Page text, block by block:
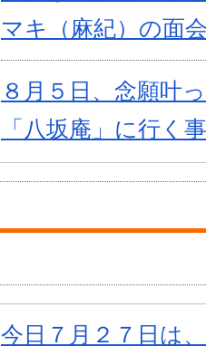
マキ（麻紀）の面
８月５日、念願叶
「八坂庵」に行く
今日７月２７日は